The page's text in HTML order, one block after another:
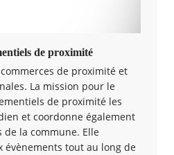
de proximité
de proximité et
La mission pour le
de proximité les
et coordonne également
la commune. Elle
évènements tout au long de